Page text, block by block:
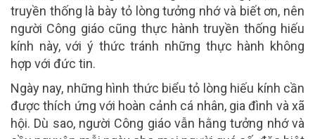
truyền thống là bày tỏ lòng tưởng nhớ và biết ơn, nên
người Công giáo cũng thực hành truyền thống hiếu
kính này, với ý thức tránh những thực hành không
hợp với đức tin.
Ngày nay, những hình thức biểu tỏ lòng hiếu kính cần
được thích ứng với hoàn cảnh cá nhân, gia đình và xã
hội. Dù sao, người Công giáo vẫn hằng tưởng nhớ và